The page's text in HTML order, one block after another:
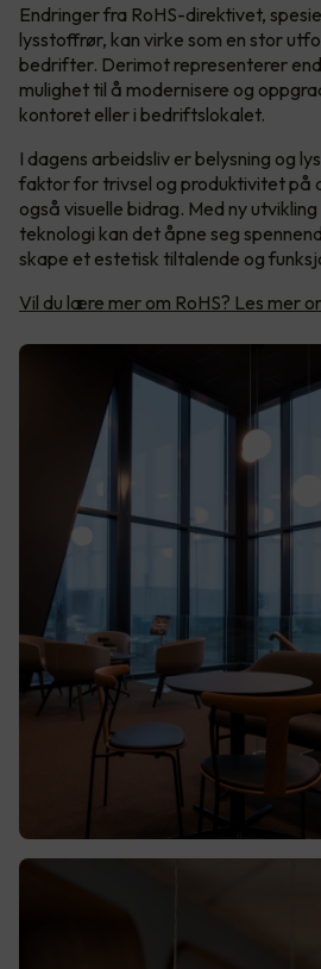
Endringer fra RoHS-direktivet,
lysstoffrør, kan virke som en stor
bedrifter. Derimot representerer
mulighet til å modernisere og
kontoret eller i bedriftslokalet.
I dagens arbeidsliv er belysning og
faktor for trivsel og produktivitet på
også visuelle bidrag. Med ny
teknologi kan det åpne seg
skape et estetisk tiltalende og
Vil du lære mer om RoHS? Les mer